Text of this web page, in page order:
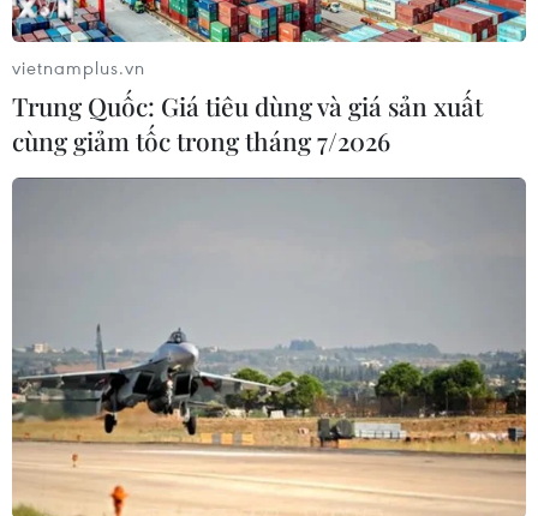
Phát triển cây xanh đô thị: Cần có chính
sách thu hút các nguồn đầu tư
đầu tư ngoài nhà nước.
vietnamplus.vn
Trung Quốc: Giá tiêu dùng và giá sản xuất
cùng giảm tốc trong tháng 7/2026